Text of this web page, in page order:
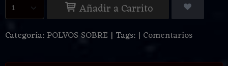
Añadir a Carrito
Categoría:POLVOS SOBRE | Tags: | Comentarios